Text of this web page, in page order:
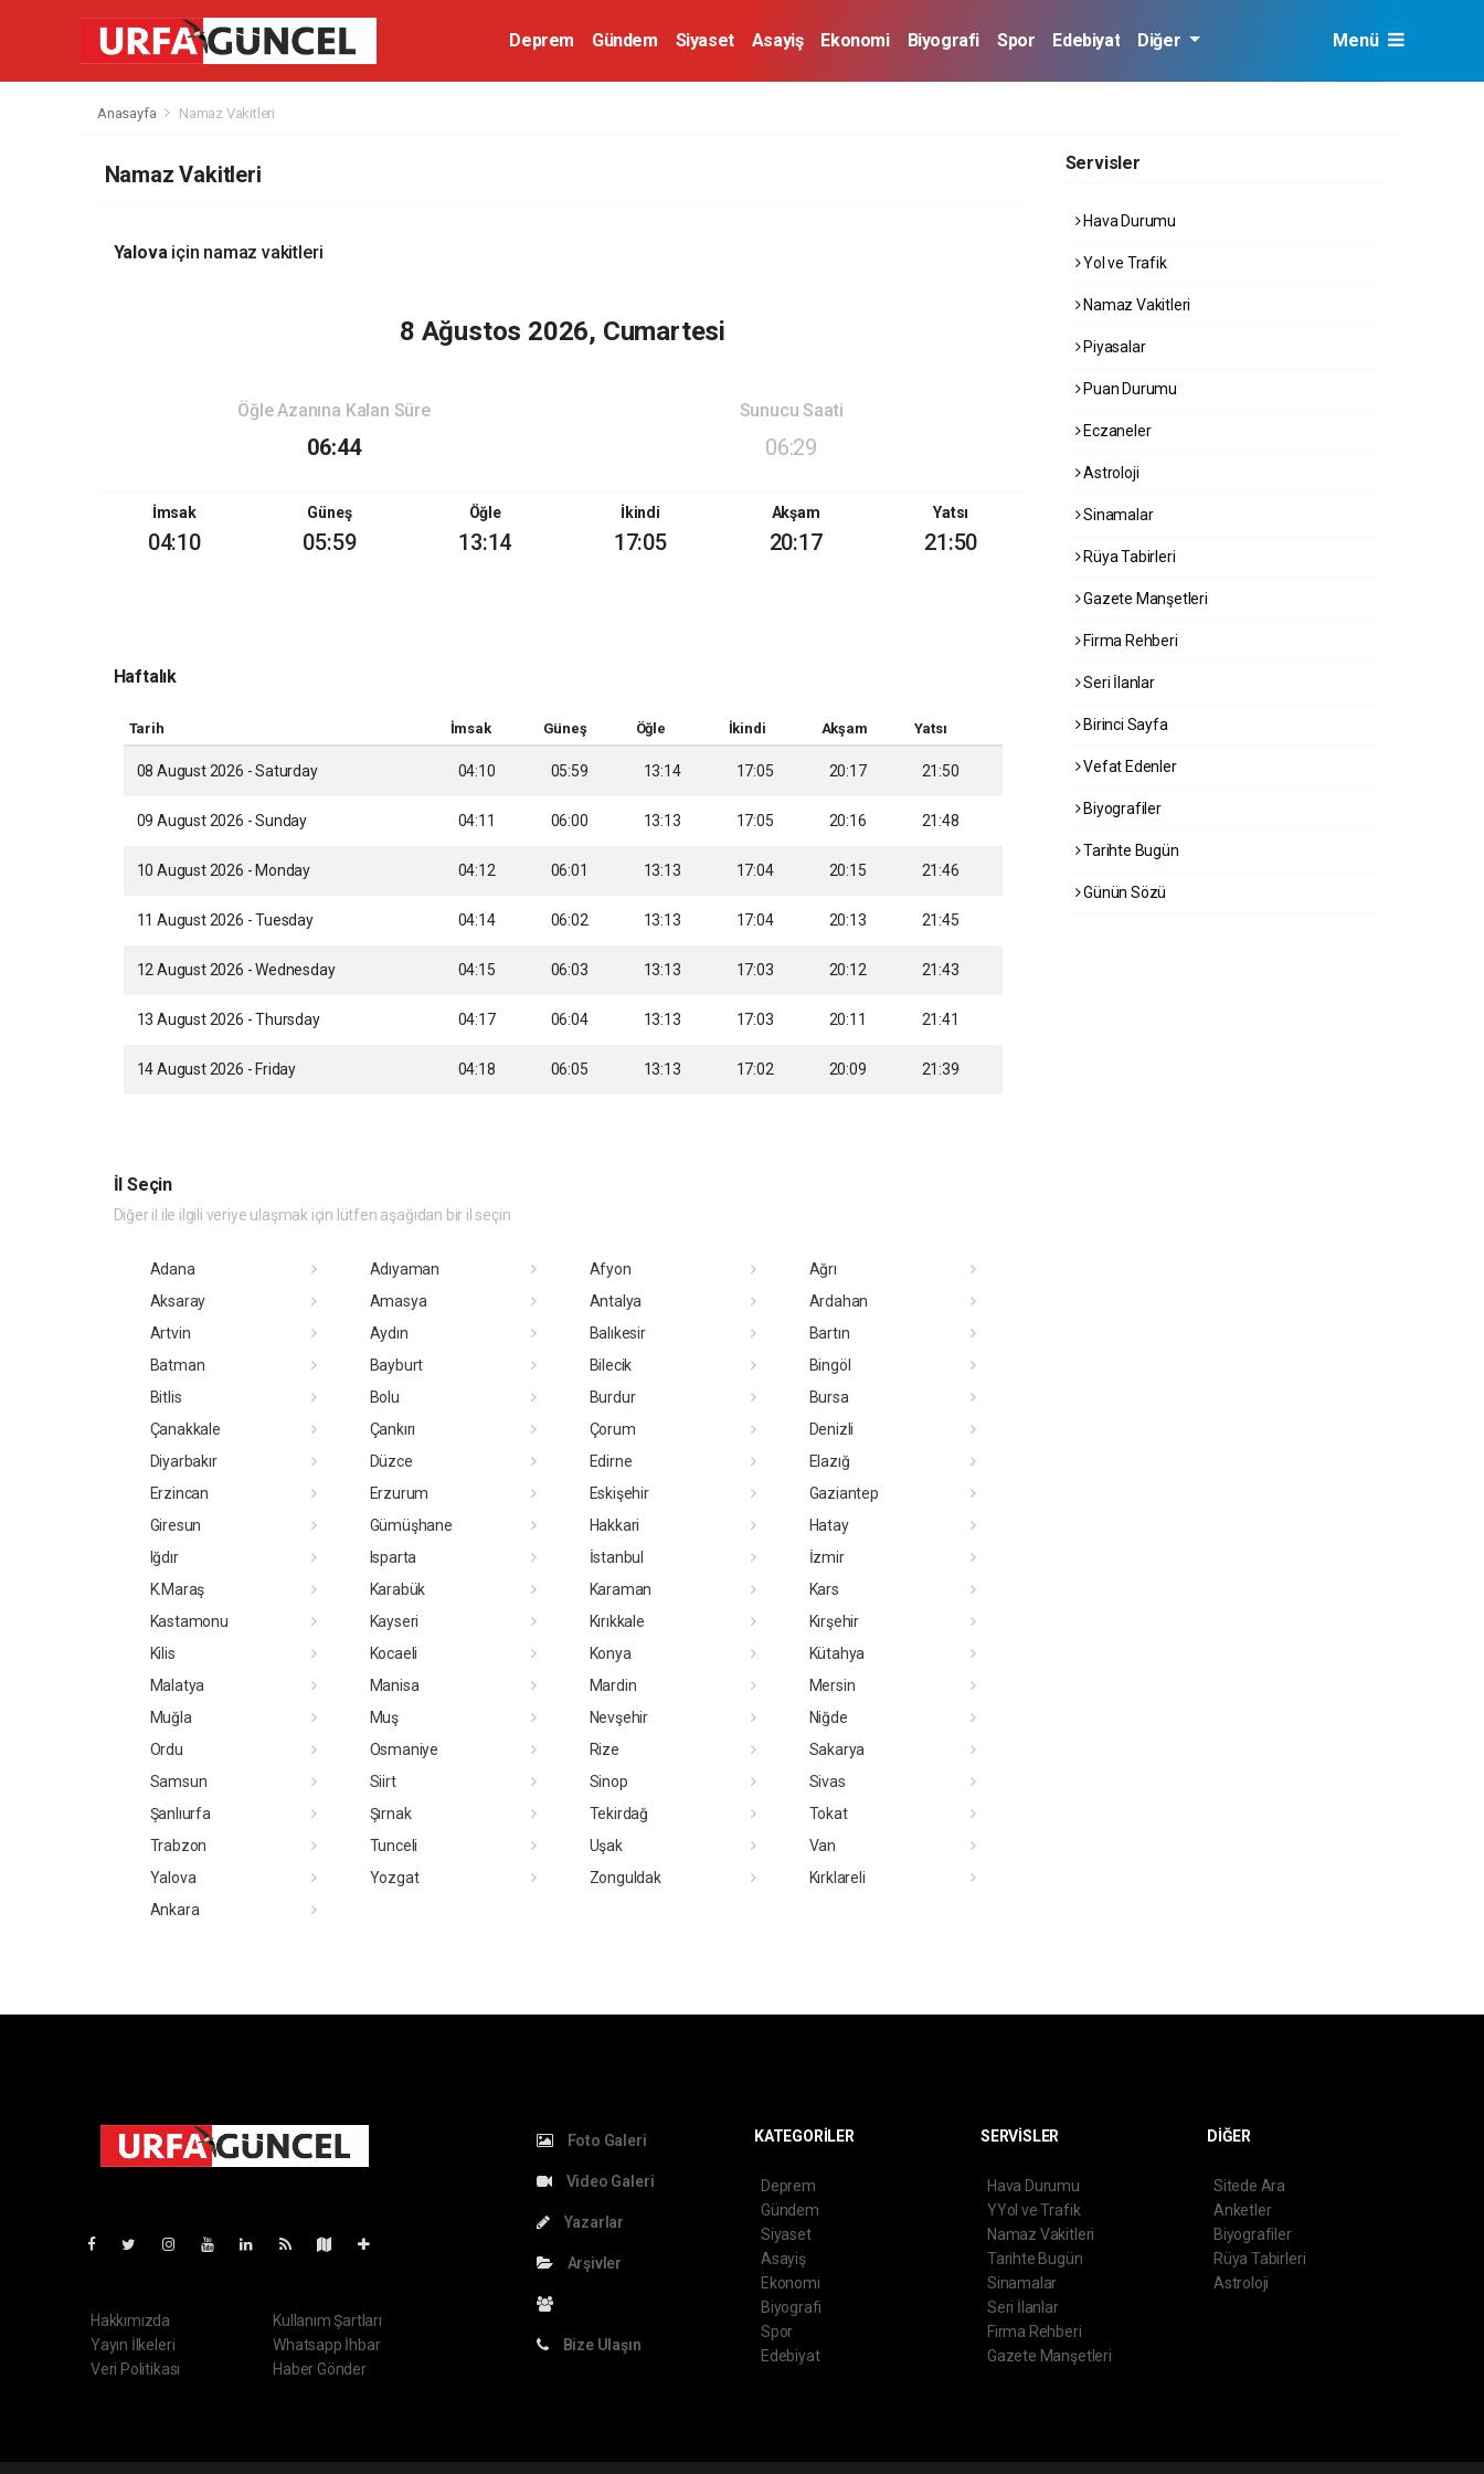
Deprem Gündem Siyaset Asayiş Ekonomi Biyografi Spor Edebiyat Diğer Menü
Anasayfa Namaz Vakitleri
Namaz Vakitleri
Yalovaiçin namaz vakitleri
8 Ağustos 2026, Cumartesi
Öğle Azanına Kalan Süre
06:44
Sunucu Saati
06:29
İmsak
04:10
Güneş
05:59
Öğle
13:14
İkindi
17:05
Akşam
20:17
Yatsı
21:50
Haftalık
Tarih İmsak Güneş Öğle İkindi Akşam Yatsı
08 August 2026 - Saturday 04:10 05:59 13:14 17:05 20:17 21:50
09 August 2026 - Sunday 04:11 06:00 13:13 17:05 20:16 21:48
10 August 2026 - Monday 04:12 06:01 13:13 17:04 20:15 21:46
11 August 2026 - Tuesday 04:14 06:02 13:13 17:04 20:13 21:45
12 August 2026 - Wednesday 04:15 06:03 13:13 17:03 20:12 21:43
13 August 2026 - Thursday 04:17 06:04 13:13 17:03 20:11 21:41
14 August 2026 - Friday 04:18 06:05 13:13 17:02 20:09 21:39
İl Seçin
Diğer il ile ilgili veriye ulaşmak için lütfen aşağıdan bir il seçin
Adana Adıyaman Afyon
Ağrı
Aksaray
Amasya Antalya
Ardahan
Artvin
Aydın Balıkesir
Bartın
Batman
Bayburt Bilecik
Bingöl
Bitlis
Bolu Burdur
Bursa
Çanakkale
Çankırı Çorum
Denizli
Diyarbakır
Düzce Edirne
Elazığ
Erzincan
Erzurum Eskişehir
Gaziantep
Giresun
Gümüşhane Hakkari
Hatay
Iğdır
Isparta İstanbul
İzmir
K.Maraş
Karabük Karaman
Kars
Kastamonu
Kayseri Kırıkkale
Kırşehir
Kilis
Kocaeli Konya
Kütahya
Malatya
Manisa Mardin
Mersin
Muğla
Muş Nevşehir
Niğde
Ordu
Osmaniye Rize
Sakarya
Samsun
Siirt Sinop
Sivas
Şanlıurfa
Şırnak Tekirdağ
Tokat
Trabzon
Tunceli Uşak
Van
Yalova
Yozgat Zonguldak
Kırklareli
Ankara
Servisler
Hava Durumu
Yol ve Trafik
Namaz Vakitleri
Piyasalar
Puan Durumu
Eczaneler
Astroloji
Sinamalar
Rüya Tabirleri
Gazete Manşetleri
Firma Rehberi
Seri İlanlar
Birinci Sayfa
Vefat Edenler
Biyografiler
Tarihte Bugün
Günün Sözü
Hakkımızda
Yayın İlkeleri
Veri Politikası
Kullanım Şartları
Whatsapp İhbar
Haber Gönder
Foto Galeri
Video Galeri
Yazarlar
Arşivler
Bize Ulaşın
KATEGORİLER
Deprem
Gündem
Siyaset
Asayiş
Ekonomi
Biyografi
Spor
Edebiyat
SERVİSLER
Hava Durumu
YYol ve Trafik
Namaz Vakitleri
Tarihte Bugün
Sinamalar
Seri İlanlar
Firma Rehberi
Gazete Manşetleri
DİĞER
Sitede Ara
Anketler
Biyografiler
Rüya Tabirleri
Astroloji